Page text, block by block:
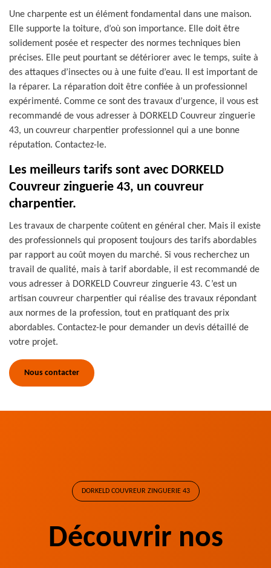
Une charpente est un élément fondamental dans une maison.
Elle supporte la toiture, d’où son importance. Elle doit être
solidement posée et respecter des normes techniques bien
précises. Elle peut pourtant se détériorer avec le temps, suite à
des attaques d’insectes ou à une fuite d’eau. Il est important de
la réparer. La réparation doit être confiée à un professionnel
expérimenté. Comme ce sont des travaux d’urgence, il vous est
recommandé de vous adresser à DORKELD Couvreur zinguerie
43, un couvreur charpentier professionnel qui a une bonne
réputation. Contactez-le.
Les meilleurs tarifs sont avec DORKELD
Couvreur zinguerie 43, un couvreur
charpentier.
Les travaux de charpente coûtent en général cher. Mais il existe
des professionnels qui proposent toujours des tarifs abordables
par rapport au coût moyen du marché. Si vous recherchez un
travail de qualité, mais à tarif abordable, il est recommandé de
vous adresser à DORKELD Couvreur zinguerie 43. C’est un
artisan couvreur charpentier qui réalise des travaux répondant
aux normes de la profession, tout en pratiquant des prix
abordables. Contactez-le pour demander un devis détaillé de
votre projet.
Nous contacter
DORKELD COUVREUR ZINGUERIE 43
Découvrir nos